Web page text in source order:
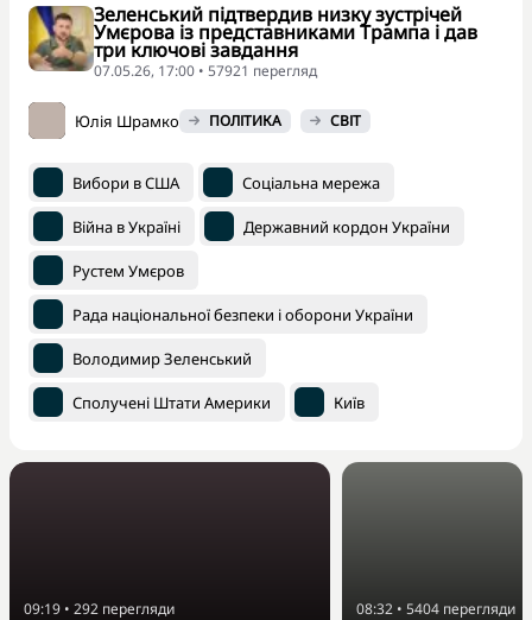
Зеленський підтвердив низку зустрічей
Умєрова із представниками Трампа і дав
три ключові завдання
07.05.26, 17:00 • 57921 перегляд
Юлія Шрамко ПОЛІТИКА СВІТ
Вибори в США Соціальна мережа
Війна в Україні Державний кордон України
Рустем Умєров
Рада національної безпеки і оборони України
Володимир Зеленський
Сполучені Штати Америки Київ
09:19 • 292 перегляди 08:32 • 5404 перегляди